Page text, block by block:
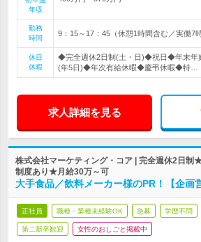
年収
勤務
時間
9：15～17：45（休憩1時間含む／実働7
休日
休暇
◆完全週休2日制(土・日)◆祝日◆年末年
(年5日)◆年次有給休暇◆慶弔休暇◆特…
求人詳細を見る
株式会社マーケティング・コア | 完全週休2日
制度あり★月給30万～可
大手食品／飲料メーカー様のPR！【企画
正社員 職種・業種未経験OK 急募 学歴不問
第二新卒歓迎 女性のおしごと掲載中